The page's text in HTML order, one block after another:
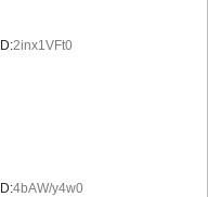
ID:2inx1VFt0
ID:4bAW/y4w0